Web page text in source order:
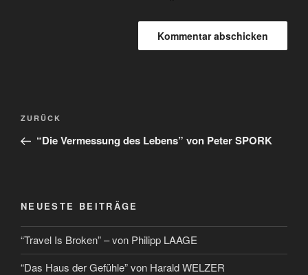
ZURÜCK
“Die Vermessung des Lebens” von Peter SPORK
NEUESTE BEITRÄGE
“Travel Is Broken” – von Philipp LAAGE
“Das Haus der Gefühle” von Harald WELZER